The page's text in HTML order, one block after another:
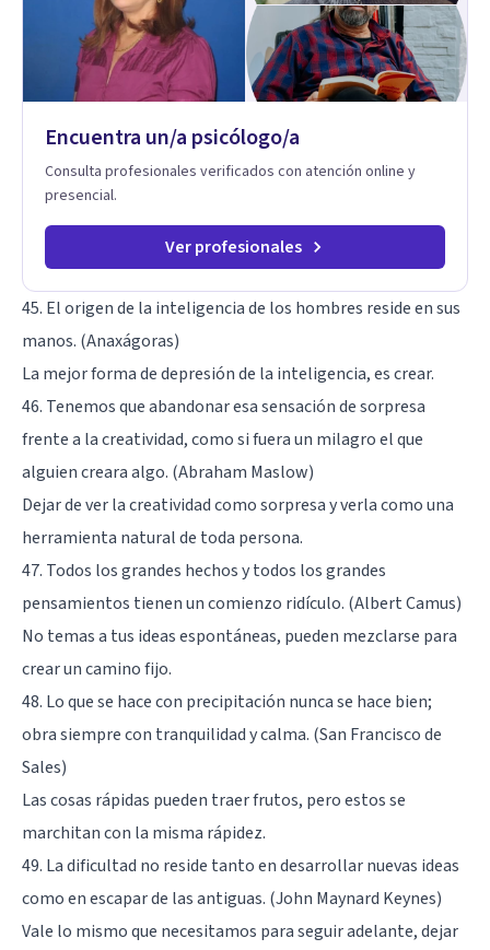
sexual, terapia de pareja, diversidad sexual y de género,
dificultades en el deseo, intimidad, orientación o identidad.
Busco que el espacio terapéutico sea un lugar donde puedas
hablar de estos temas sin juicios, con respeto y libertad.
Trabajo con objetivos claros y realistas, sin fórmulas rígidas:
sobre tu vida diaria.
Encuentra un/a psicólogo/a
Consulta profesionales verificados con atención online y
presencial.
Ver profesionales
45. El origen de la inteligencia de los hombres reside en sus
manos. (Anaxágoras)
La mejor forma de depresión de la inteligencia, es crear.
46. Tenemos que abandonar esa sensación de sorpresa
frente a la creatividad, como si fuera un milagro el que
alguien creara algo. (Abraham Maslow)
Dejar de ver la creatividad como sorpresa y verla como una
herramienta natural de toda persona.
47. Todos los grandes hechos y todos los grandes
pensamientos tienen un comienzo ridículo. (Albert Camus)
No temas a tus ideas espontáneas, pueden mezclarse para
crear un camino fijo.
48. Lo que se hace con precipitación nunca se hace bien;
obra siempre con tranquilidad y calma. (San Francisco de
Sales)
Las cosas rápidas pueden traer frutos, pero estos se
marchitan con la misma rápidez.
49. La dificultad no reside tanto en desarrollar nuevas ideas
como en escapar de las antiguas. (John Maynard Keynes)
Vale lo mismo que necesitamos para seguir adelante, dejar